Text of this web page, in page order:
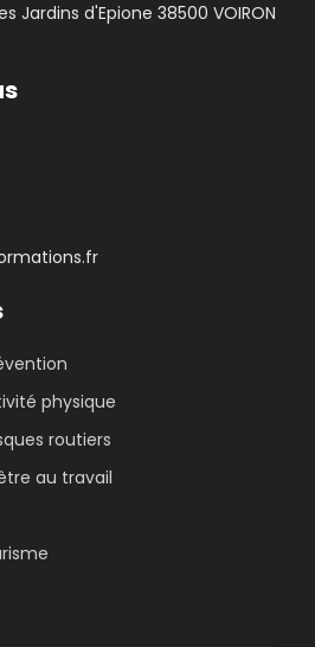
Jardins d'Epione 38500 VOIRON
physique
routiers
au travail